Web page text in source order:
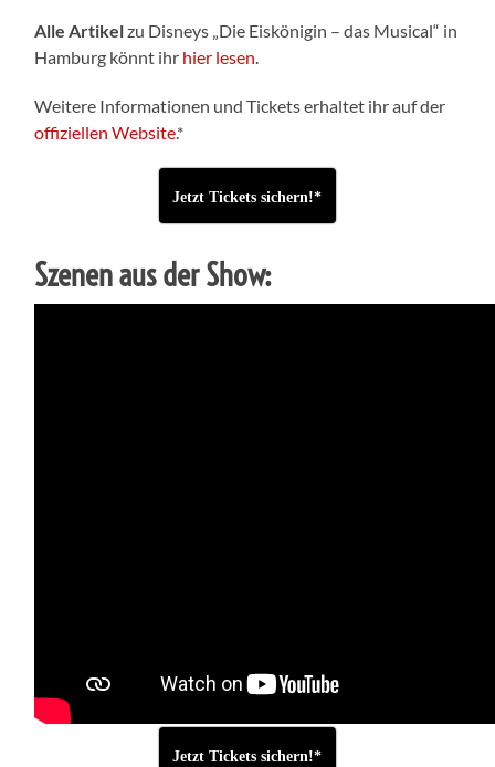
Alle Artikelzu Disneys „Die Eiskönigin – das Musical“ in
Hamburg könnt ihr hier lesen.
Weitere Informationen und Tickets erhaltet ihr auf der
offiziellen Website.*
Jetzt Tickets sichern!*
Szenen aus der Show:
Jetzt Tickets sichern!*